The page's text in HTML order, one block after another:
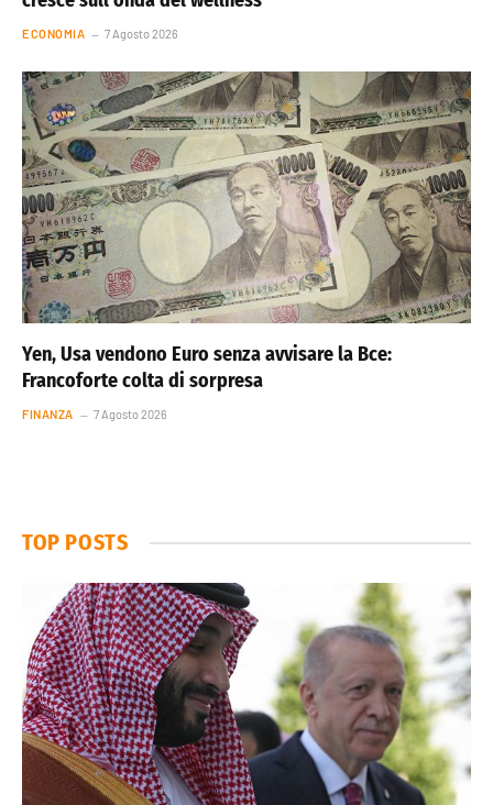
ECONOMIA 7 Agosto 2026
Yen, Usa vendono Euro senza avvisare la Bce:
Francoforte colta di sorpresa
FINANZA 7 Agosto 2026
TOP POSTS